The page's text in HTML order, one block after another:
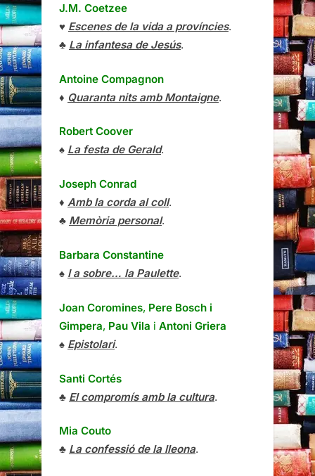
J.M. Coetzee
♥ Escenes de la vida a províncies.
♣ La infantesa de Jesús.
Antoine Compagnon
♦ Quaranta nits amb Montaigne.
Robert Coover
♠ La festa de Gerald.
Joseph Conrad
♦ Amb la corda al coll.
♣ Memòria personal.
Barbara Constantine
♠ I a sobre… la Paulette.
Joan Coromines, Pere Bosch i
Gimpera, Pau Vila i Antoni Griera
♠ Epistolari.
Santi Cortés
♣ El compromís amb la cultura.
Mia Couto
♣ La confessió de la lleona.